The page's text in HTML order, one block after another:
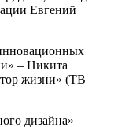
Евгений
– Никита
жизни» (ТВ
дизайна»